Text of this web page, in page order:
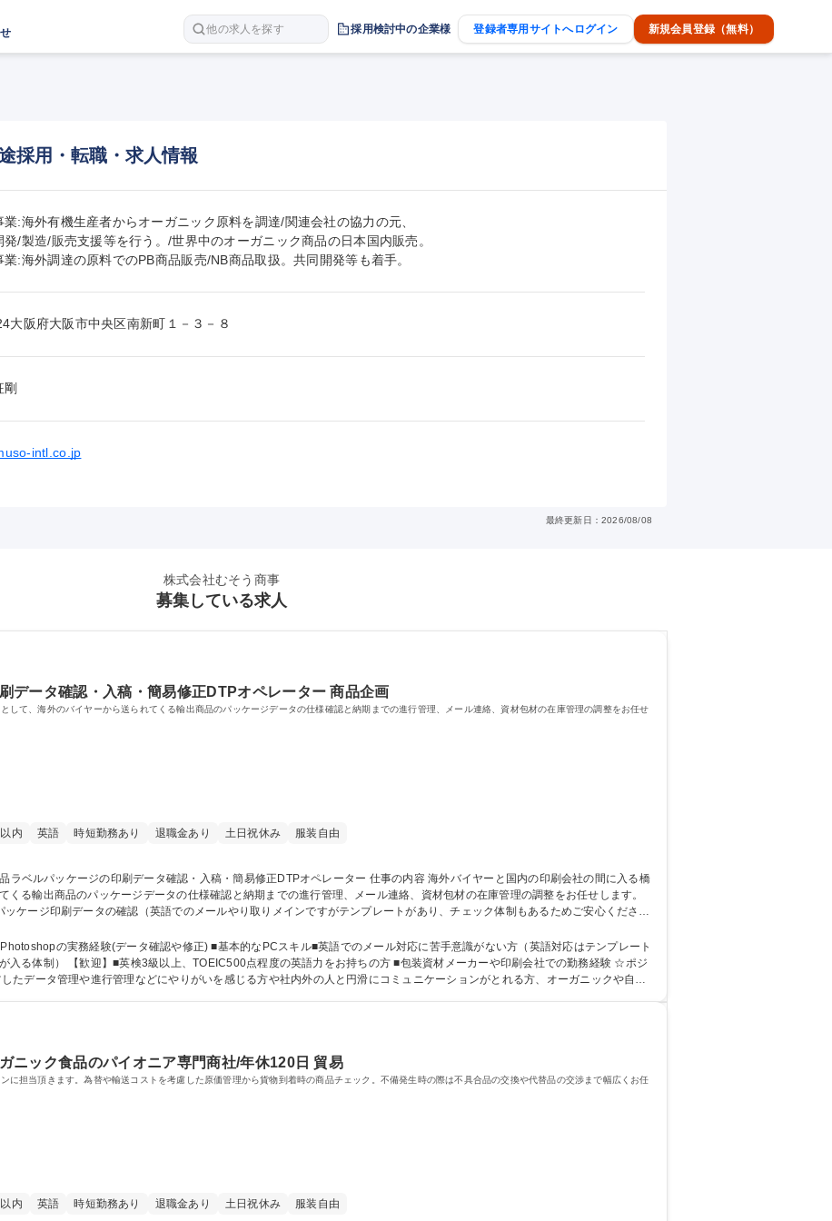
他の求人を探す 採用検討中の企業様 登録者専用サイトへログイン 新規会員登録（無料）
採用・転職・求人情報
:海外有機生産者からオーガニック原料を調達/関連会社の協力の元、
/製造/販売支援等を行う。/世界中のオーガニック商品の日本国内販売。
:海外調達の原料でのPB商品販売/NB商品取扱。共同開発等も着手。
大阪府大阪市中央区南新町１－３－８
剛
intl.co.jp
最終更新日：2026/08/08
株式会社むそう商事
募集している求人
データ確認・入稿・簡易修正DTPオペレーター 商品企画
して、海外のバイヤーから送られてくる輸出商品のパッケージデータの仕様確認と納期までの進行管理、メール連絡、資材包材の在庫管理の調整をお任せ
内 英語 時短勤務あり 退職金あり 土日祝休み 服装自由
くる輸出商品のパッケージデータの仕様確認と納期までの進行管理、メール連絡、資材包材の在庫管理の調整をお任せします。
ッケージ印刷データの確認（英語でのメールやり取りメインですがテンプレートがあり、チェック体制もあるためご安心くださ
庫管理)1からデザインを作ることはほぼなく海外企業から届いたパッケージのデータに誤りがないかのチェックや印刷会社との調
さい 募集職種 大阪/食品ラベルパッケージの印刷データ確認・入稿・簡易修正DTPオペレ
の実務経験(データ確認や修正) ■基本的なPCスキル■英語でのメール対応に苦手意識がない方（英語対応はテンプレート
カーや印刷会社での勤務経験 ☆ポジ
たデータ管理や進行管理などにやりがいを感じる方や社内外の人と円滑にコミュニケーションがとれる方、オーガニックや自然
ニック食品のパイオニア専門商社/年休120日 貿易
に担当頂きます。為替や輸送コストを考慮した原価管理から貨物到着時の商品チェック。不備発生時の際は不具合品の交換や代替品の交渉まで幅広くお任
内 英語 時短勤務あり 退職金あり 土日祝休み 服装自由